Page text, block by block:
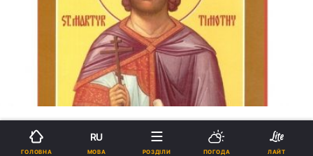
ATHOS-UKRAINE.COM - ДЛЯ "УНІАН-
ГОЛОВНА
RU
МОВА РОЗДІЛИ ПОГОДА ЛАЙТ